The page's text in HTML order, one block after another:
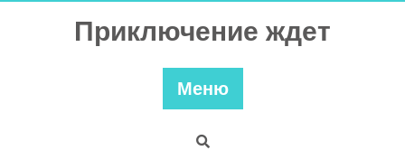
Приключение ждет
Меню